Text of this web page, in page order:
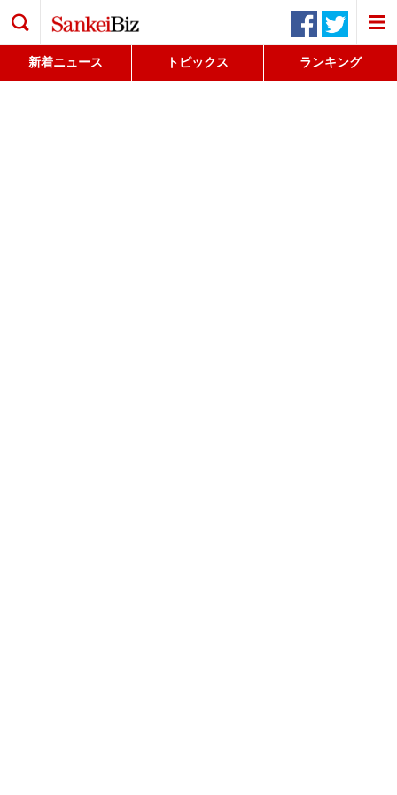
新着ニュース トピックス ランキング